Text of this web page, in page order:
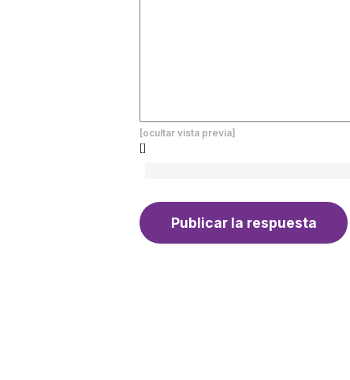
[ocultar vista previa]
[]